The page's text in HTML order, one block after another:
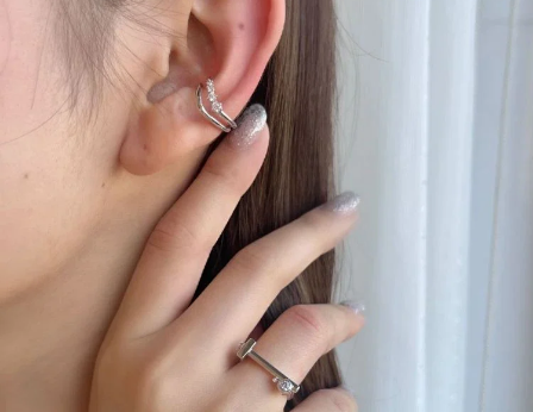
#ダイヤモンド ネックレス #eギフト
ブランド
すべてのジュエリー